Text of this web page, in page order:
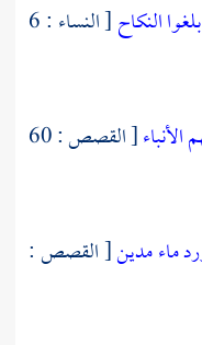
النكاح
[ النساء : 6
[ القصص : 60
ماء مدين[ القصص :